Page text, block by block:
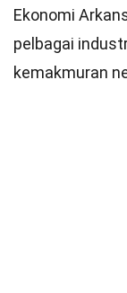
Ekonomi
pelbagai
kemakmuran